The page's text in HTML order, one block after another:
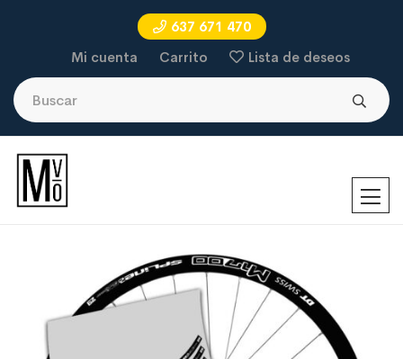
637 671 470
Mi cuenta
Carrito Lista de deseos